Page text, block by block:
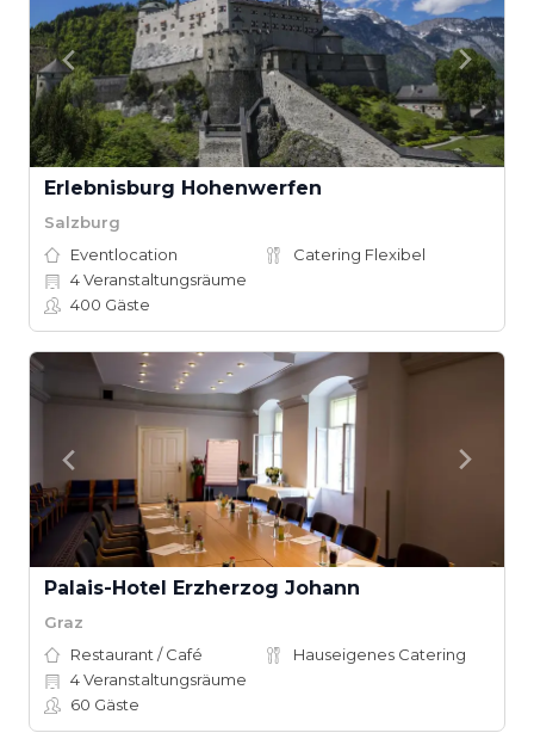
Erlebnisburg Hohenwerfen
Salzburg
Eventlocation
Catering Flexibel
4Veranstaltungsräume
400 Gäste
Palais-Hotel Erzherzog Johann
Graz
Restaurant / Café
Hauseigenes Catering
4Veranstaltungsräume
60 Gäste